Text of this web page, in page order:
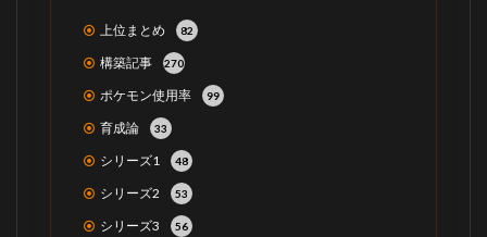
上位まとめ 82
構築記事 270
ポケモン使用率 99
育成論 33
シリーズ1 48
シリーズ2 53
シリーズ3 56